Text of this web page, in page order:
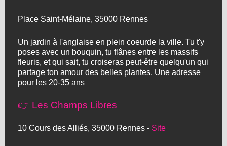
Place Saint-Mélaine, 35000 Rennes
Un jardin à l'anglaise en plein coeurde la ville. Tu t'y
poses avec un bouquin, tu flânes entre les massifs
fleuris, et qui sait, tu croiseras peut-être quelqu'un qui
partage ton amour des belles plantes. Une adresse
pour les 20-35 ans
👉 Les Champs Libres
10 Cours des Alliés, 35000 Rennes - Site